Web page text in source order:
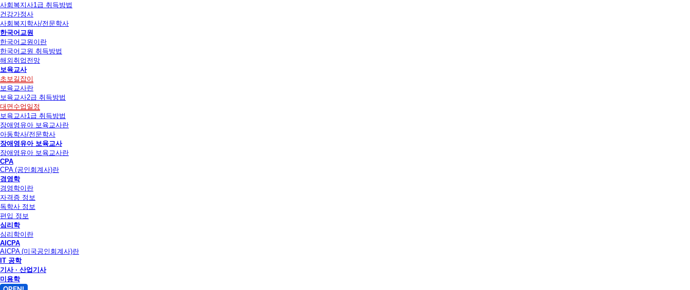
사회복지사1급 취득방법
건강가정사
사회복지학사/전문학사
한국어교원
한국어교원이란
한국어교원 취득방법
해외취업전망
보육교사
초보길잡이
보육교사란
보육교사2급 취득방법
대면수업일정
보육교사1급 취득방법
장애영유아 보육교사란
아동학사/전문학사
장애영유아 보육교사
장애영유아 보육교사란
CPA
CPA (공인회계사)란
경영학
경영학이란
자격증 정보
독학사 정보
편입 정보
심리학
심리학이란
AICPA
AICPA (미국공인회계사)란
IT 공학
기사 · 산업기사
미용학